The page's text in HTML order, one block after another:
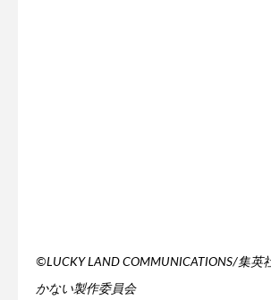
©LUCKY LAND COMMUNICATIONS/集英
かない製作委員会